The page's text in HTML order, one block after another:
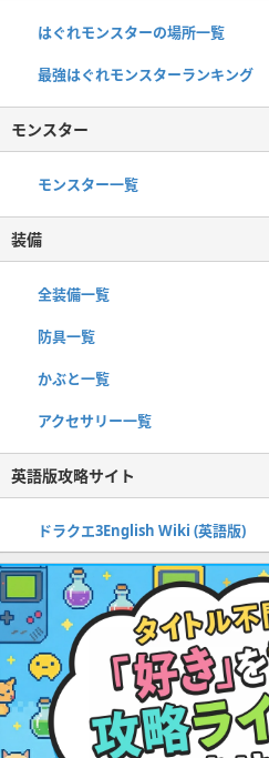
はぐれモンスターの場所一覧
最強はぐれモンスターランキング
モンスター
モンスター一覧
装備
全装備一覧
防具一覧
かぶと一覧
アクセサリー一覧
英語版攻略サイト
ドラクエ3English Wiki (英語版)